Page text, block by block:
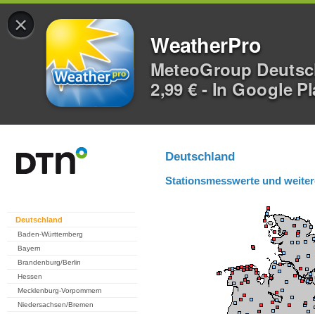
×
WeatherPro
MeteoGroup
2,99 € - In Google
Deutschland
Baden-Württemberg
Bayern
Brandenburg/Berlin
Hessen
Mecklenburg-Vorpommern
Niedersachsen/Bremen
Deutschland
Stationsmesswerte und